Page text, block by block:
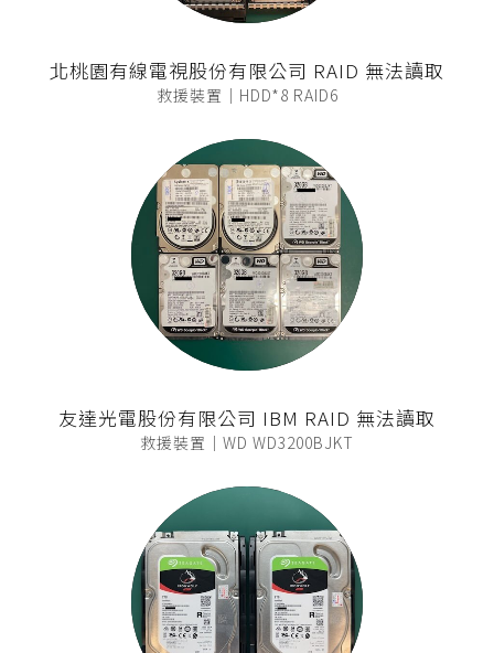
北桃園有線電視股份有限公司 RAID 無法讀取
救援裝置｜HDD*8 RAID6
友達光電股份有限公司 IBM RAID 無法讀取
救援裝置｜WD WD3200BJKT